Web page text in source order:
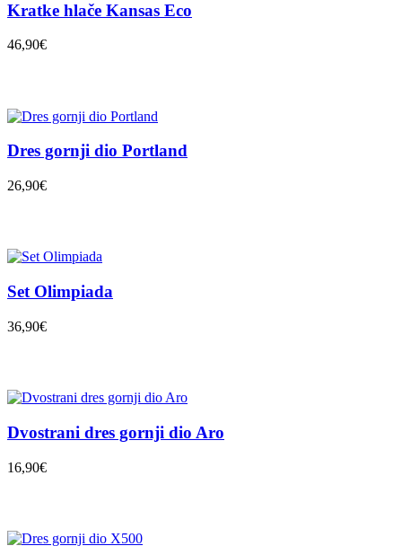
Kratke hlače Kansas Eco
46,90€
Dres gornji dio Portland
26,90€
Set Olimpiada
36,90€
Dvostrani dres gornji dio Aro
16,90€